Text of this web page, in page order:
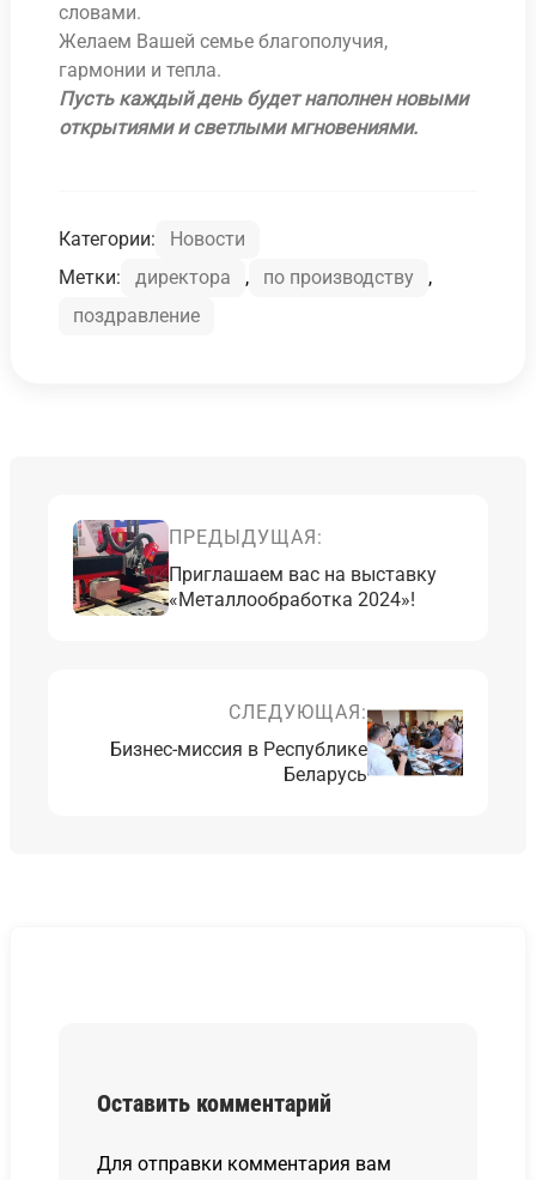
словами.
Желаем Вашей семье благополучия,
гармонии и тепла.
Пусть каждый день будет наполнен новыми
открытиями и светлыми мгновениями.
Категории:
Новости
Метки:
директора , по производству
,
поздравление
ПРЕДЫДУЩАЯ:
Приглашаем вас на выставку
«Металлообработка 2024»!
СЛЕДУЮЩАЯ:
Бизнес-миссия в Республике
Беларусь
Оставить комментарий
Для отправки комментария вам